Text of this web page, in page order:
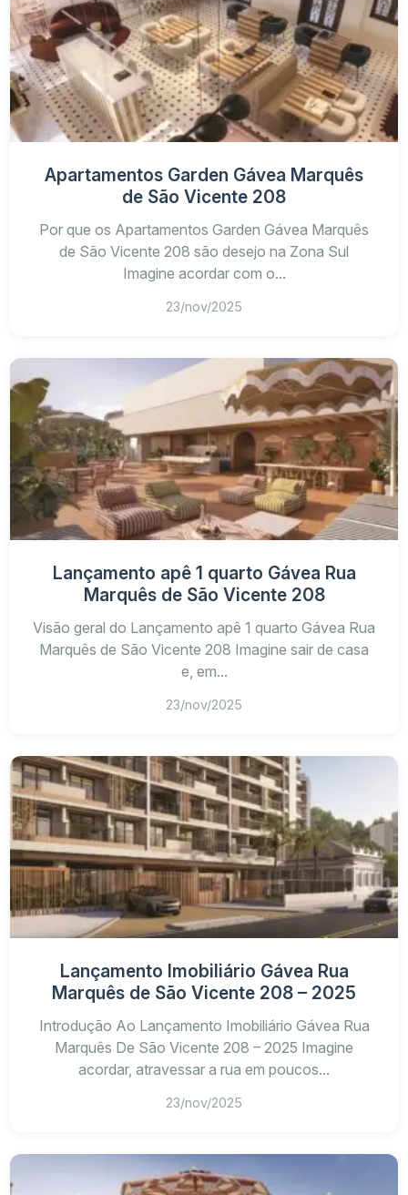
Apartamentos Garden Gávea Marquês
de São Vicente 208
Por que os Apartamentos Garden Gávea Marquês
de São Vicente 208 são desejo na Zona Sul
Imagine acordar com o...
23/nov/2025
Lançamento apê 1 quarto Gávea Rua
Marquês de São Vicente 208
Visão geral do Lançamento apê 1 quarto Gávea Rua
Marquês de São Vicente 208 Imagine sair de casa
e, em...
23/nov/2025
Lançamento Imobiliário Gávea Rua
Marquês de São Vicente 208 – 2025
Introdução Ao Lançamento Imobiliário Gávea Rua
Marquês De São Vicente 208 – 2025 Imagine
acordar, atravessar a rua em poucos...
23/nov/2025